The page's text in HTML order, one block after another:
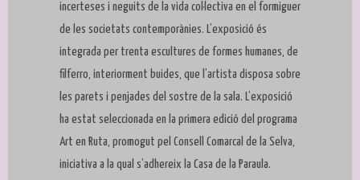
incerteses i neguits de la vida col·lectiva en el formiguer
de les societats contemporànies. L’exposició és
integrada per trenta escultures de formes humanes, de
filferro, interiorment buides, que l’artista disposa sobre
les parets i penjades del sostre de la sala. L’exposició
ha estat seleccionada en la primera edició del programa
Art en Ruta, promogut pel Consell Comarcal de la Selva,
iniciativa a la qual s’adhereix la Casa de la Paraula.